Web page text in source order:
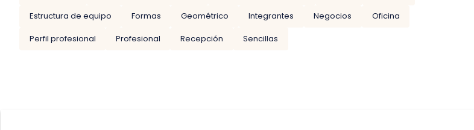
Estructura de equipo
Formas Geométrico Integrantes Negocios
Oficina
Perfil profesional
Profesional Recepción Sencillas